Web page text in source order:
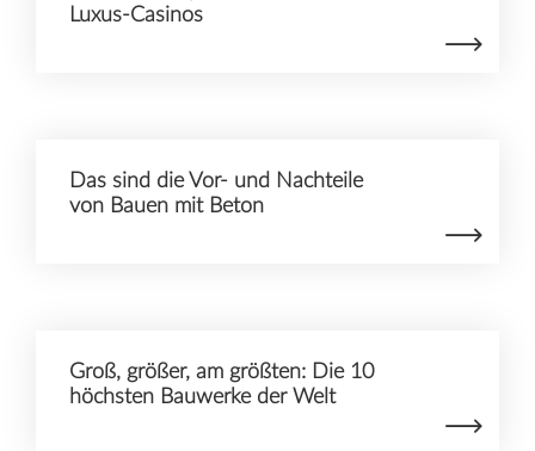
Luxus-Casinos
Das sind die Vor- und Nachteile
von Bauen mit Beton
Groß, größer, am größten: Die 10
höchsten Bauwerke der Welt